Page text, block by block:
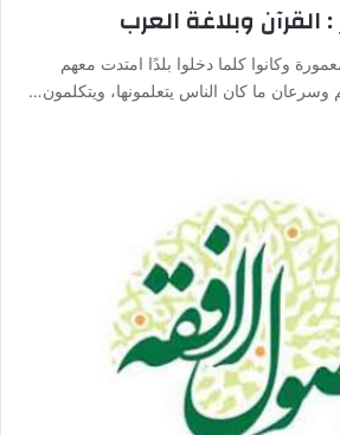
القرآن وبلاغة العرب
وكانوا كلما دخلوا بلدًا امتدت معهم
وسرعان ما كان الناس يتعلمونها، ويتكلمون…